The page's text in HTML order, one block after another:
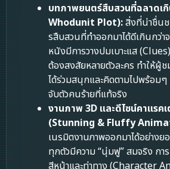
บทภาพยนตร์สืบสวนที่ฉลาดเ
Whodunit Plot):สิ่งที่น่าชื่น
รสืบสวนที่ทำออกมาได้ดีเกินกว่า
หนังมีการวางปมเบาะแส
ต้องสงสัยหลายตัวละคร ทำให้ผู้
ได้ร่วมสนุกและคิดตามไปพร้อมๆ
จับตัวคนร้ายที่แท้จริง
งานภาพ 3D และดีไซน์คาแรค
(Stunning & Fluffy
เนรมิตงานภาพออกมาได้อย่างย
ทุกตัวมีความ “นุ่มฟู” สมจริง กา
สีหน้าและท่าทาง (Character